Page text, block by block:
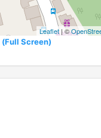
Leaflet| ©
(Full Screen)